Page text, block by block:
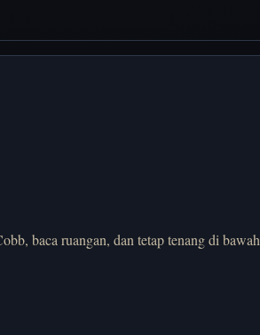
baca ruangan, dan tetap tenang di bawah